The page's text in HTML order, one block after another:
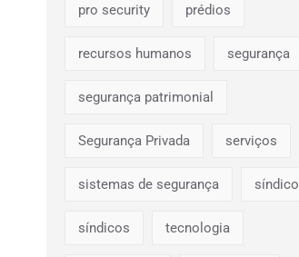
pro security prédios
recursos humanos segurança
segurança patrimonial
Segurança Privada serviços
sistemas de segurança síndico
síndicos tecnologia